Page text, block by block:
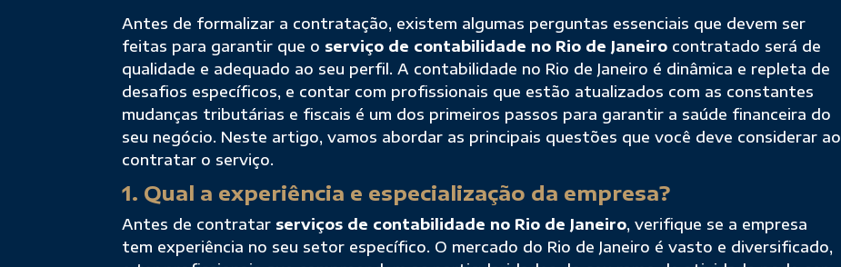
Antes de formalizar a contratação, existem algumas perguntas essenciais que devem ser
feitas para garantir que o serviço de contabilidade no Rio de Janeiro contratado será de
qualidade e adequado ao seu perfil. A contabilidade no Rio de Janeiro é dinâmica e repleta de
desafios específicos, e contar com profissionais que estão atualizados com as constantes
mudanças tributárias e fiscais é um dos primeiros passos para garantir a saúde financeira do
seu negócio. Neste artigo, vamos abordar as principais questões que você deve considerar ao
contratar o serviço.
1. Qual a experiência e especialização da empresa?
Antes de contratar serviços de contabilidade no Rio de Janeiro, verifique se a empresa
tem experiência no seu setor específico. O mercado do Rio de Janeiro é vasto e diversificado,